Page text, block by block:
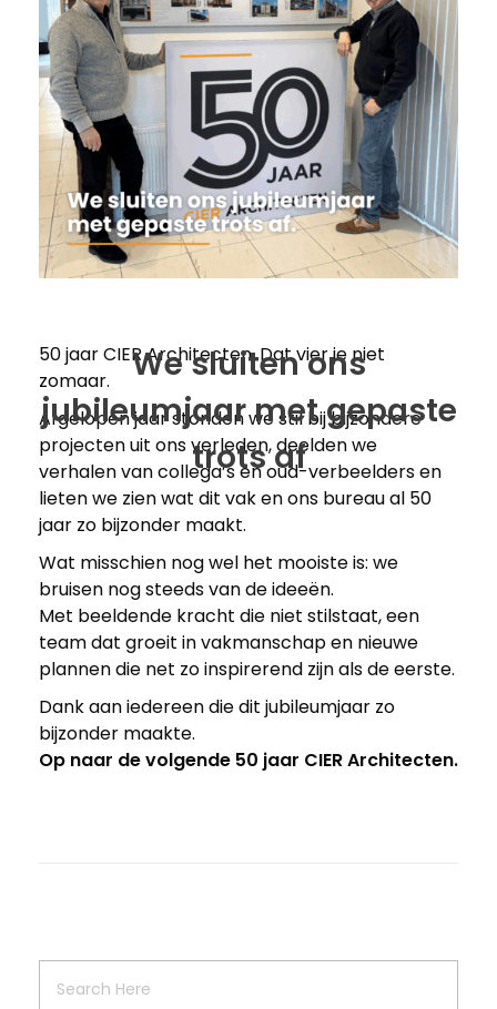
We sluiten ons
jubileumjaar met gepaste
trots af
50 jaar CIER Architecten. Dat vier je niet
zomaar.
Afgelopen jaar stonden we stil bij bijzondere
projecten uit ons verleden, deelden we
verhalen van collega’s en oud-verbeelders en
lieten we zien wat dit vak en ons bureau al 50
jaar zo bijzonder maakt.
Wat misschien nog wel het mooiste is: we
bruisen nog steeds van de ideeën.
Met beeldende kracht die niet stilstaat, een
team dat groeit in vakmanschap en nieuwe
plannen die net zo inspirerend zijn als de eerste.
Dank aan iedereen die dit jubileumjaar zo
bijzonder maakte.
Op naar de volgende 50 jaar CIER Architecten.